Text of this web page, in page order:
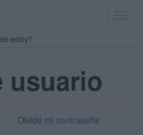
estoy?
usuario
Olvidé mi contraseña